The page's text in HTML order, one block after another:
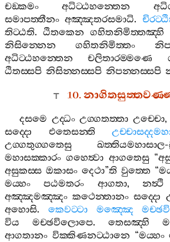
චඞ‍්කමං
අධිට‍්ඨහන‍්තෙන
සමාපත‍්තීනං අඤ‍්ඤතරසමාධි.
තිට‍්ඨති. ඨිතකෙන ගහිතනිමිත‍්තඤ‍්හි
නිසින‍්නෙන
ගහිතනිමිත‍්තං
අධිට‍්ඨහන‍්තෙන
චලිතාරම‍්මණෙ
ඨිතස‍්සපි නිසින‍්නස‍්සපි නිපන‍්නස‍්සපි
10.
දසමෙ උද‍්ධං උග‍්ගතත‍්තා උච‍්චො
සද‍්දො
එතෙසන‍්ති
උග‍්ගතුග‍්ගතෙසු
ඛත‍්තියමහාසාල-
මහාසක‍්කාරං ගහෙත්‍වා ආගතෙසු“
අසුකස‍්ස ඔකාසං දෙථා”ති වුත‍්තෙ “
මය‍්හං
පඨමතරං ආගතා,නත්‍ථි
අඤ‍්ඤමඤ‍්ඤං කථෙන‍්තානං සද‍්දො
අහොසි. කෙවට‍්ටා මඤ‍්ඤෙ
විය
මච‍්ඡවිලොපෙ. තෙසඤ‍්හි
ආගතානං වික‍්කිණනට‍්ඨානෙ “මය‍්හං